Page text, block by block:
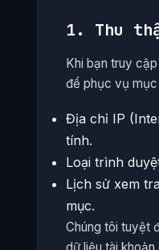
1. Thu
Khi bạn truy
để phục vụ mục
Địa chỉ IP
tính.
Loại trình
Lịch sử xem
mục.
Chúng tôi tuyệt